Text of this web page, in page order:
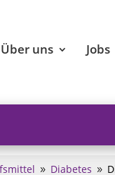
Über uns Jobs
9 Diabetes 9